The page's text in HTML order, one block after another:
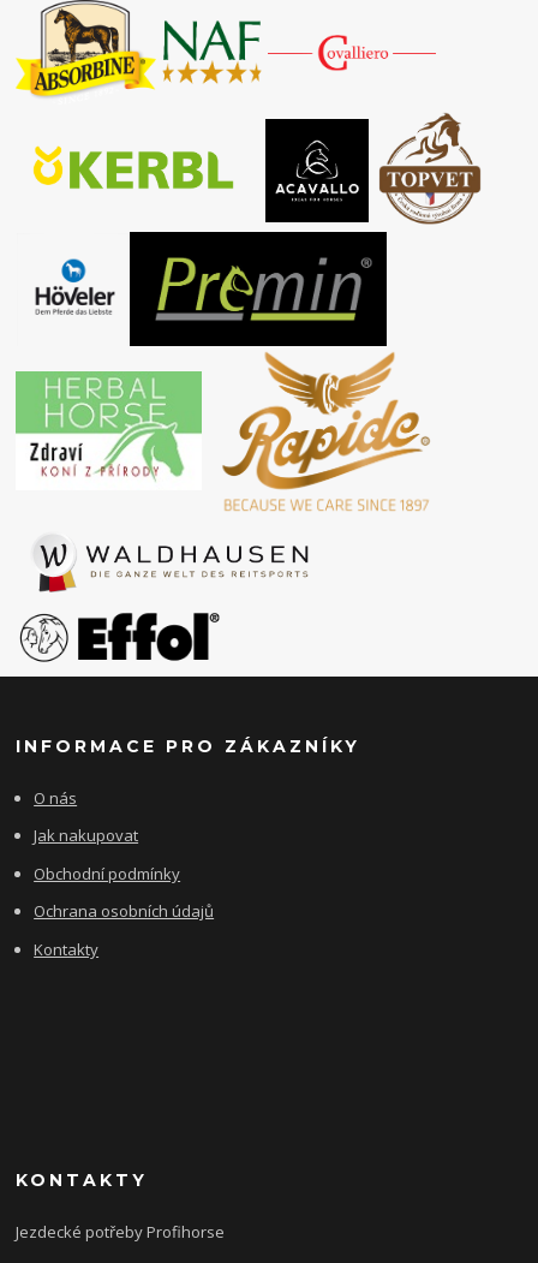
INFORMACE PRO ZÁKAZNÍKY
O nás
Jak nakupovat
Obchodní podmínky
Ochrana osobních údajů
Kontakty
KONTAKTY
Jezdecké potřeby Profihorse